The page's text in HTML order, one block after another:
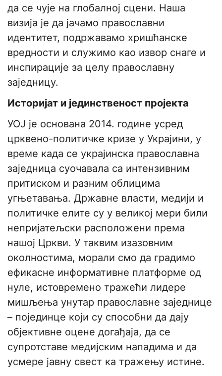
да се чује на глобалној сцени. Наша
визија је да јачамо православни
идентитет, подржавамо хришћанске
вредности и служимо као извор снаге и
инспирације за целу православну
заједницу.
Историјат и јединственост пројекта
УОЈ је основана 2014. године усред
црквено-политичке кризе у Украјини, у
време када се украјинска православна
заједница суочавала са интензивним
притиском и разним облицима
угњетавања. Државне власти, медији и
политичке елите су у великој мери били
непријатељски расположени према
нашој Цркви. У таквим изазовним
околностима, морали смо да градимо
ефикасне информативне платформе од
нуле, истовремено тражећи лидере
мишљења унутар православне заједнице
– појединце који су способни да дају
објективне оцене догађаја, да се
супротставе медијским нападима и да
усмере јавну свест ка тражењу истине.